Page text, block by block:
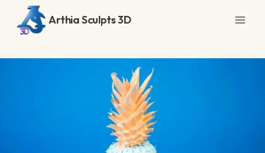
Saltar
Arthia Sculpts 3D